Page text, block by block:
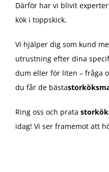
Därför har vi blivit
kök i toppskick.
Vi hjälper dig som kund
utrustning efter dina
dum eller för liten – fråga
du får de bästa
Ring oss och prata
idag! Vi ser framemot att